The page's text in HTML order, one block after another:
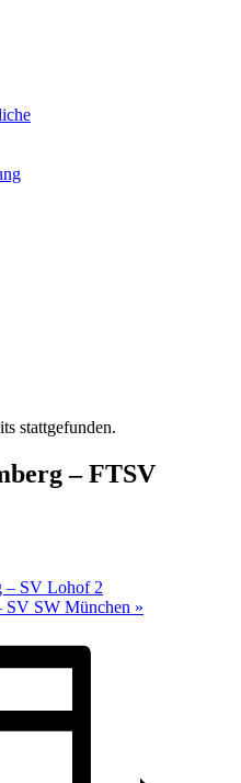
stattgefunden.
– FTSV
– SV Lohof 2
SV SW München »